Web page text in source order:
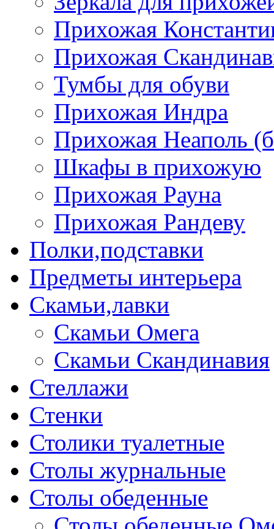
Прихожая
Прихожая
Тумбы для обуви
Прихожая Индра
Прихожая Неаполь
Шкафы в прихожую
Прихожая Рауна
Прихожая Рандеву
Полки,подставки
Предметы интерьера
Скамьи,лавки
Скамьи Омега
Скамьи Скандинавия
Стеллажи
Стенки
Столики туалетные
Столы журнальные
Столы обеденные